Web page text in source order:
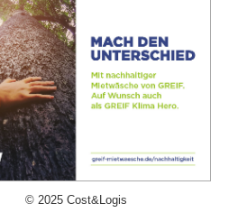
© 2025 Cost&Logis